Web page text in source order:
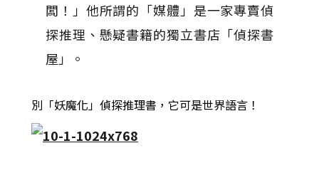
闆！」他所謂的「媒體」是一家專賣偵
探推理、懸疑書籍的獨立書店「偵探書
屋」。
別「妖魔化」偵探推理書，它可是世界語言！